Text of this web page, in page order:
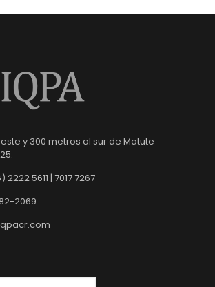
y 300 metros al sur de Matute
5611 | 7017 7267
2069